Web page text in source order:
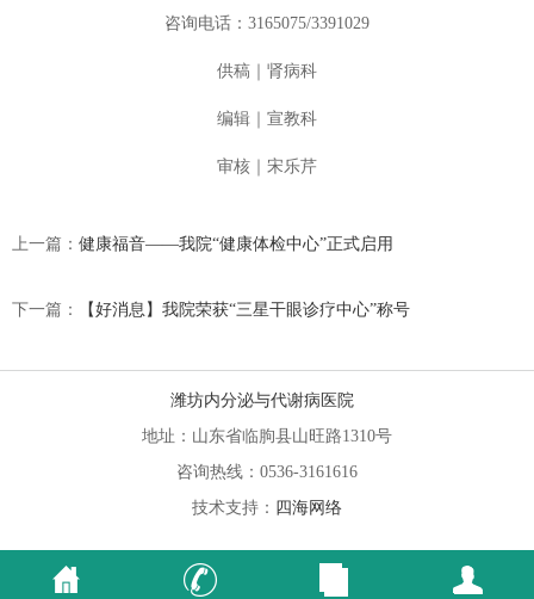
咨询电话：3165075/3391029
供稿｜肾病科
编辑｜宣教科
审核｜宋乐芹
上一篇： 健康福音——我院“健康体检中心”正式启用
下一篇： 【好消息】我院荣获“三星干眼诊疗中心”称号
潍坊内分泌与代谢病医院
地址：山东省临朐县山旺路1310号
咨询热线：0536-3161616
技术支持： 四海网络